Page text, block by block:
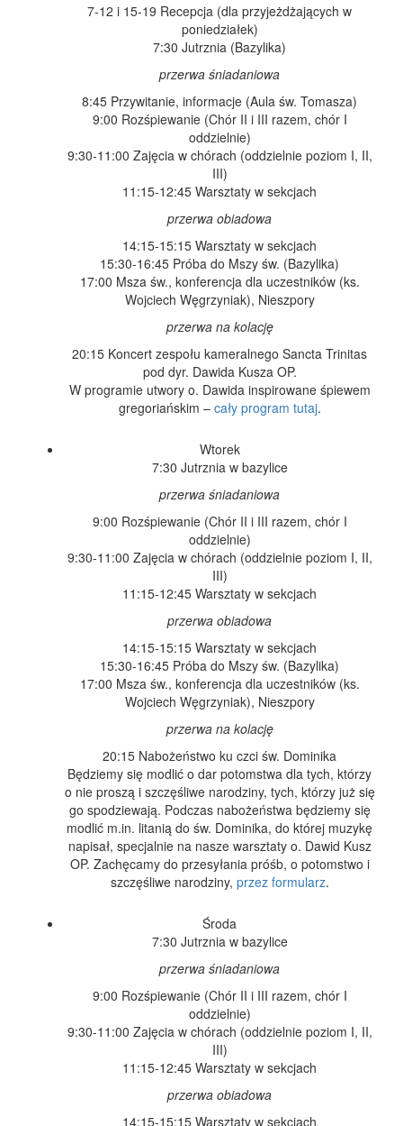
7-12 i 15-19 Recepcja (dla przyjeżdżających w
poniedziałek)
7:30 Jutrznia (Bazylika)
przerwa śniadaniowa
8:45 Przywitanie, informacje (Aula św. Tomasza)
9:00 Rozśpiewanie (Chór II i III razem, chór I
oddzielnie)
9:30-11:00 Zajęcia w chórach (oddzielnie poziom I, II,
III)
11:15-12:45 Warsztaty w sekcjach
przerwa obiadowa
14:15-15:15 Warsztaty w sekcjach
15:30-16:45 Próba do Mszy św. (Bazylika)
17:00 Msza św., konferencja dla uczestników (ks.
Wojciech Węgrzyniak), Nieszpory
przerwa na kolację
20:15 Koncert zespołu kameralnego Sancta Trinitas
pod dyr. Dawida Kusza OP.
W programie utwory o. Dawida inspirowane śpiewem
gregoriańskim – cały program tutaj.
Wtorek
7:30 Jutrznia w bazylice
przerwa śniadaniowa
9:00 Rozśpiewanie (Chór II i III razem, chór I
oddzielnie)
9:30-11:00 Zajęcia w chórach (oddzielnie poziom I, II,
III)
11:15-12:45 Warsztaty w sekcjach
przerwa obiadowa
14:15-15:15 Warsztaty w sekcjach
15:30-16:45 Próba do Mszy św. (Bazylika)
17:00 Msza św., konferencja dla uczestników (ks.
Wojciech Węgrzyniak), Nieszpory
przerwa na kolację
20:15 Nabożeństwo ku czci św. Dominika
Będziemy się modlić o dar potomstwa dla tych, którzy
o nie proszą i szczęśliwe narodziny, tych, którzy już się
go spodziewają. Podczas nabożeństwa będziemy się
modlić m.in. litanią do św. Dominika, do której muzykę
napisał, specjalnie na nasze warsztaty o. Dawid Kusz
OP. Zachęcamy do przesyłania próśb, o potomstwo i
szczęśliwe narodziny, przez formularz.
Środa
7:30 Jutrznia w bazylice
przerwa śniadaniowa
9:00 Rozśpiewanie (Chór II i III razem, chór I
oddzielnie)
9:30-11:00 Zajęcia w chórach (oddzielnie poziom I, II,
III)
11:15-12:45 Warsztaty w sekcjach
przerwa obiadowa
14:15-15:15 Warsztaty w sekcjach